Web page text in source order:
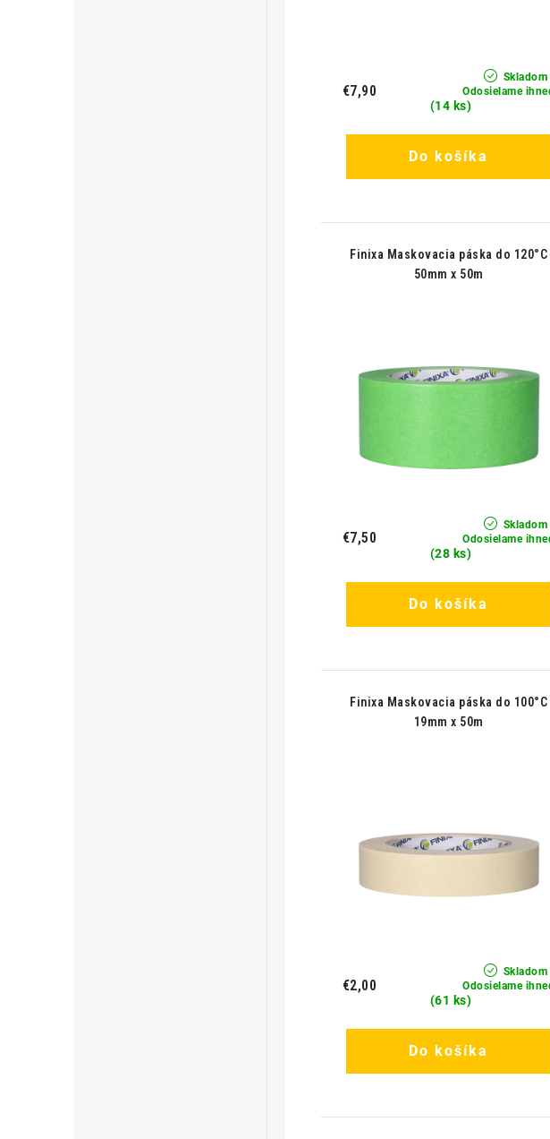
Skladom
Odosielame
(14 ks)
€7,90
Do košíka
Finixa Maskovacia páska do 120°C
50mm x 50m
Skladom
Odosielame
(28 ks)
€7,50
Do košíka
Finixa Maskovacia páska do 100°C
19mm x 50m
Skladom
Odosielame
(61 ks)
€2,00
Do košíka